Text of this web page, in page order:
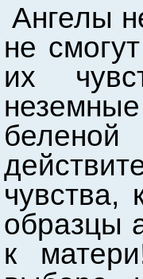
Ангелы
не
их
чувства,
образцы
к